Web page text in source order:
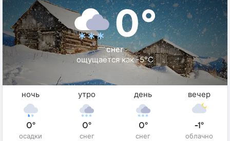
0°
снег
ощущается как -5°C
ночь
0°
осадки
утро
0°
снег
день
0°
снег
вечер
-1°
облачно